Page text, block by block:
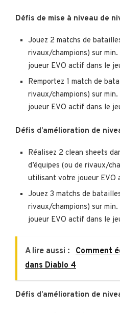
Défis de mise à niveau de
Jouez 2 matchs de
rivaux/champions) sur
joueur EVO actif dans le
Remportez 1 match de
rivaux/champions) sur
joueur EVO actif dans le
Défis d’amélioration de
Réalisez 2 clean sheets
d’équipes (ou de rivaux/
utilisant votre joueur EVO
Jouez 3 matchs de
rivaux/champions) sur
joueur EVO actif dans le
A lire aussi :
Comment
dans Diablo 4
Défis d’amélioration de